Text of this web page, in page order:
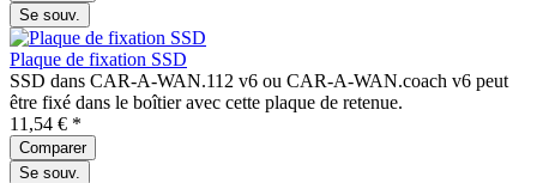
Se souv.
Plaque de fixation SSD
SSD dans CAR-A-WAN.112 v6 ou CAR-A-WAN.coach v6 peut
être fixé dans le boîtier avec cette plaque de retenue.
11,54 € *
Comparer
Se souv.